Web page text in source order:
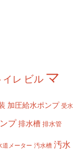
イレ ビル マ
加圧給水ポンプ 受水
プ 排水槽 排水管
道メーター 汚水槽 汚水